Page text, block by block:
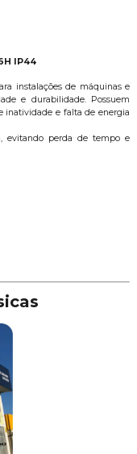
IP44
instalações de máquinas e
e durabilidade. Possuem
inatividade e falta de energia
evitando perda de tempo e